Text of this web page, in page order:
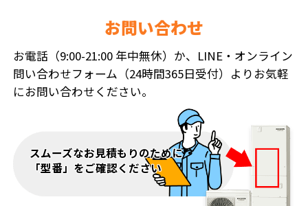
お問い合わせ
お電話（9:00-21:00 年中無休）か、LINE・オンライン
問い合わせフォーム（24時間365日受付）よりお気軽
にお問い合わせください。
スムーズなお見積もりのために
「型番」をご確認ください